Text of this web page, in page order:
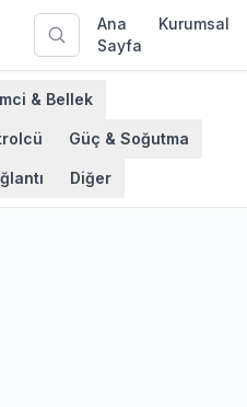
Ana
Sayfa
Kurumsal
& Bellek
Güç & Soğutma
Diğer